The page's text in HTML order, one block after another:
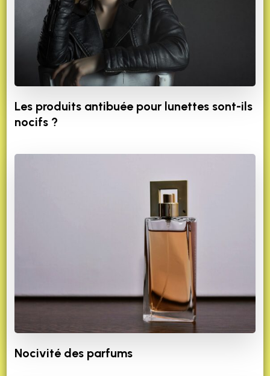
Les produits antibuée pour lunettes sont-ils
nocifs ?
Nocivité des parfums